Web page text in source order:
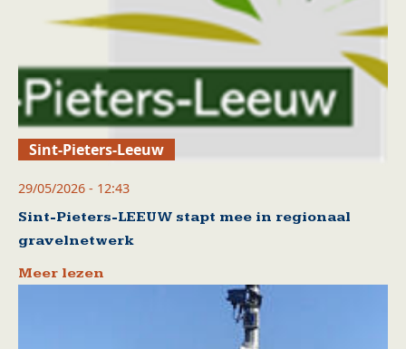
Sint-Pieters-Leeuw
29/05/2026 - 12:43
Sint-Pieters-LEEUW stapt mee in regionaal
gravelnetwerk
Meer lezen